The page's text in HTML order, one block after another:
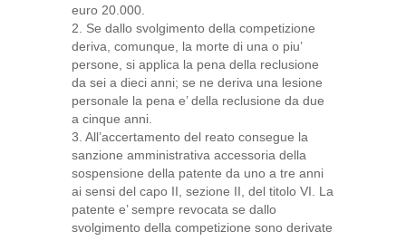
euro 20.000.
2. Se dallo svolgimento della competizione
deriva, comunque, la morte di una o piu’
persone, si applica la pena della reclusione
da sei a dieci anni; se ne deriva una lesione
personale la pena e’ della reclusione da due
a cinque anni.
3. All’accertamento del reato consegue la
sanzione amministrativa accessoria della
sospensione della patente da uno a tre anni
ai sensi del capo II, sezione II, del titolo VI. La
patente e’ sempre revocata se dallo
svolgimento della competizione sono derivate